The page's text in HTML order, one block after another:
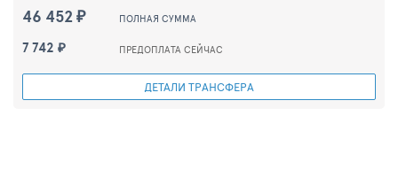
46 452 ₽ ПОЛНАЯ СУММА
7 742 ₽ ПРЕДОПЛАТА СЕЙЧАС
ДЕТАЛИ ТРАНСФЕРА